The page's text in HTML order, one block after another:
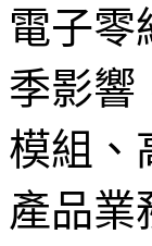
電子零
季影響
模組、
產品業